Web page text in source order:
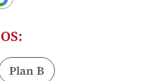
Plan B